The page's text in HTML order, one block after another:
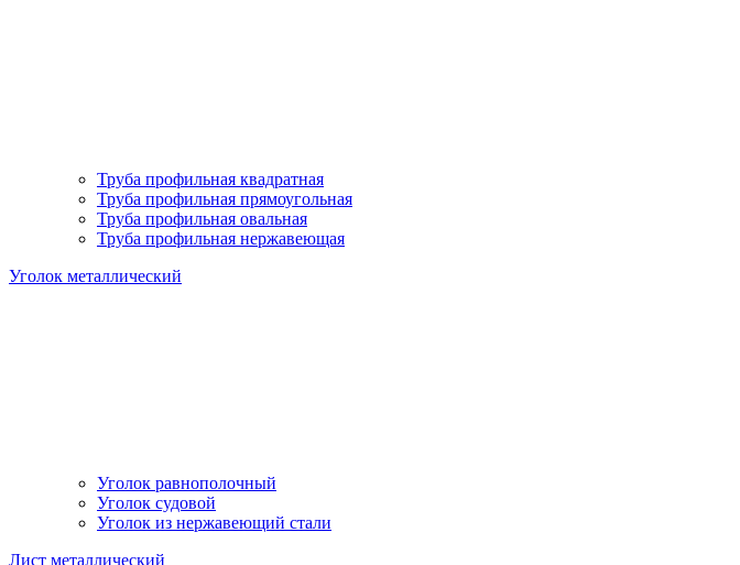
Труба профильная квадратная
Труба профильная прямоугольная
Труба профильная овальная
Труба профильная нержавеющая
Уголок металлический
Уголок равнополочный
Уголок судовой
Уголок из нержавеющий стали
Лист металлический